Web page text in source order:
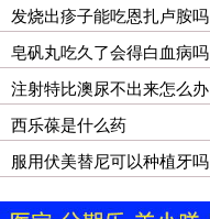
发烧出疹子能吃恩扎卢胺吗
皂矾丸吃久了会得白血病吗
注射特比澳尿不出来怎么办
西乐葆是什么药
服用伏美替尼可以种植牙吗